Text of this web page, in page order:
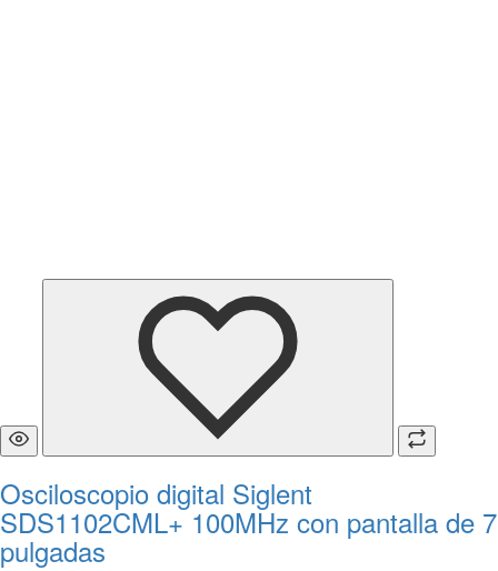
Osciloscopio digital Siglent
SDS1102CML+ 100MHz con pantalla de 7
pulgadas